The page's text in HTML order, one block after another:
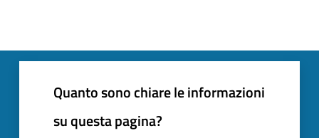
Quanto sono chiare le informazioni
su questa pagina?